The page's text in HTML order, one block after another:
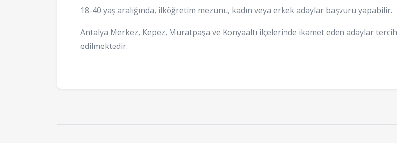
18-40 yaş aralığında, ilköğretim mezunu, kadın veya erkek adaylar başvuru yapabilir.
Antalya Merkez, Kepez, Muratpaşa ve Konyaaltı ilçelerinde ikamet eden adaylar tercih
edilmektedir.